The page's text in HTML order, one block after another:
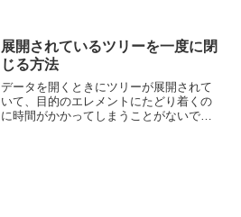
ンチをジェネレーティブシェイプデザイ
ンにまず作業するワークベ...
展開されているツリーを一度に閉
じる方法
データを開くときにツリーが展開されて
いて、目的のエレメントにたどり着くの
に時間がかかってしまうことがないでし